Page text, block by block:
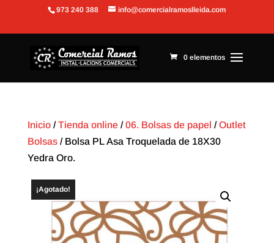
Abrir barra de herramientas
973 240 388 info@comercialramoslleida.com
0 elementos
Inicio/Tienda online/06. Bolsas de papel /Outlet
Bolsas/ Bolsa PL Asa Troquelada de 18X30
Yedra Oro.
¡Agotado!